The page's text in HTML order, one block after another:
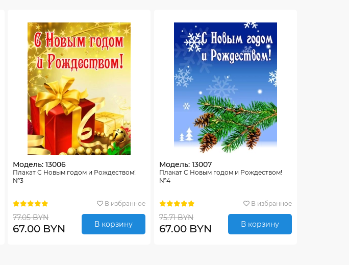
Модель: 13006
Плакат С Новым годом и Рождеством!
№3
В избранное
77.05 BYN
67.00 BYN В корзину
Модель: 13007
Плакат С Новым годом и Рождеством!
№4
В избранное
75.71 BYN
67.00 BYN В корзину